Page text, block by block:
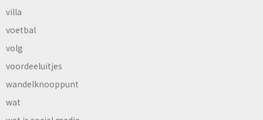
villa
voetbal
volg
voordeeluitjes
wandelknooppunt
wat